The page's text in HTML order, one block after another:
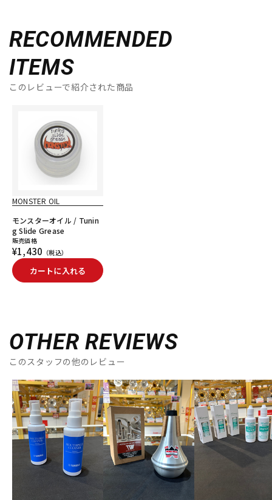
RECOMMENDED
ITEMS
このレビューで紹介された商品
MONSTER OIL
モンスターオイル / Tunin
g Slide Grease
販売価格
¥1,430 （税込）
カートに入れる
OTHER REVIEWS
このスタッフの他のレビュー